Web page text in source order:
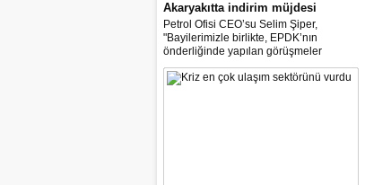
Akaryakıtta indirim müjdesi
Petrol Ofisi CEO’su Selim Şiper,
"Bayilerimizle birlikte, EPDK’nın
önderliğinde yapılan görüşmeler
sonucunda, dağıtım masraf
paylarımızdan fedakârlık ederek